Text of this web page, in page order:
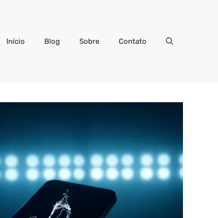
Início Blog Sobre Contato